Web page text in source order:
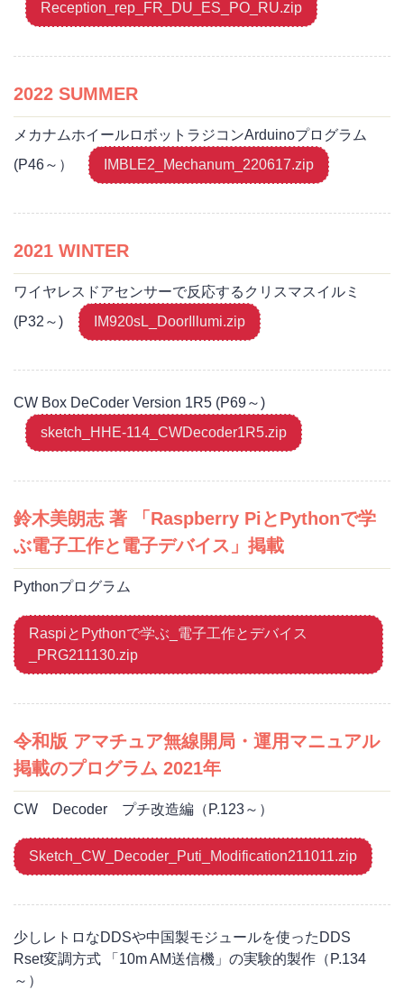
Reception_rep_FR_DU_ES_PO_RU.zip
2022 SUMMER
メカナムホイールロボットラジコンArduinoプログラム
(P46～）
IMBLE2_Mechanum_220617.zip
2021 WINTER
ワイヤレスドアセンサーで反応するクリスマスイルミ
(P32～)
IM920sL_DoorIllumi.zip
CW Box DeCoder Version 1R5 (P69～)
sketch_HHE-114_CWDecoder1R5.zip
鈴木美朗志 著 「Raspberry PiとPythonで学
ぶ電子工作と電子デバイス」掲載
Pythonプログラム
RaspiとPythonで学ぶ_電子工作とデバイス
_PRG211130.zip
令和版 アマチュア無線開局・運用マニュアル
掲載のプログラム 2021年
CW Decoder プチ改造編（P.123～）
Sketch_CW_Decoder_Puti_Modification211011.zip
少しレトロなDDSや中国製モジュールを使ったDDS
Rset変調方式 「10m AM送信機」の実験的製作（P.134
～）